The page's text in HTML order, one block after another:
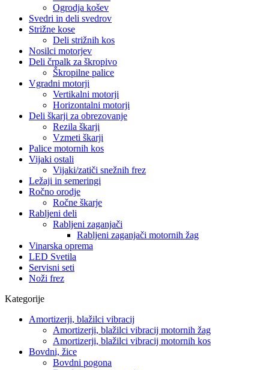
Ogrodja košev
Svedri in deli svedrov
Strižne kose
Deli strižnih kos
Nosilci motorjev
Deli črpalk za škropivo
Škropilne palice
Vgradni motorji
Vertikalni motorji
Horizontalni motorji
Deli škarji za obrezovanje
Rezila škarji
Vzmeti škarji
Palice motornih kos
Vijaki ostali
Vijaki/zatiči snežnih frez
Ležaji in semeringi
Ročno orodje
Ročne škarje
Rabljeni deli
Rabljeni zaganjači
Rabljeni zaganjači motornih žag
Vinarska oprema
LED Svetila
Servisni seti
Noži frez
Kategorije
Amortizerji, blažilci vibracij
Amortizerji, blažilci vibracij motornih žag
Amortizerji, blažilci vibracij motornih kos
Bovdni, žice
Bovdni pogona